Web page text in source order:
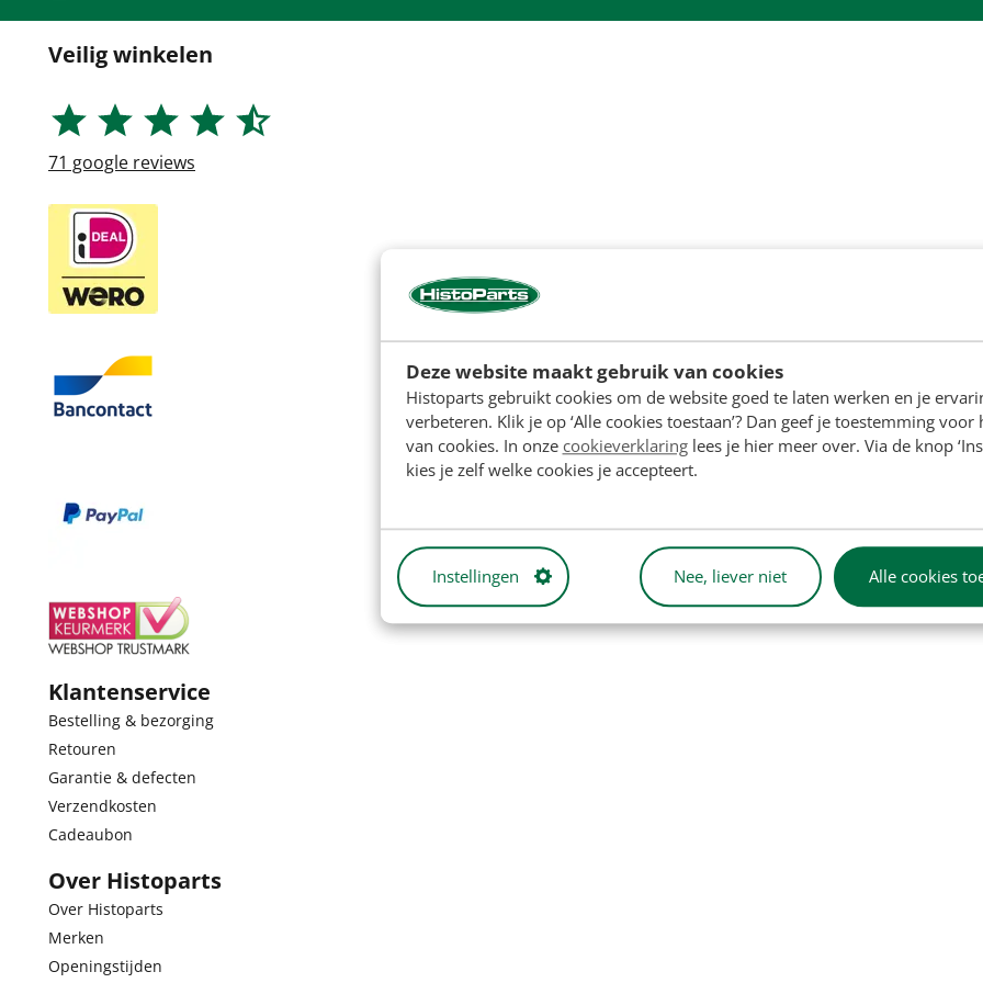
Deze website maakt gebruik van cookies
Histoparts gebruikt cookies om de website goed te laten werken en je
verbeteren. Klik je op ‘Alle cookies toestaan’? Dan geef je toestemming voor
van cookies. In onze cookieverklaringlees je hier meer over. Via de knop
kies je zelf welke cookies je accepteert.
Instellingen Nee, liever niet Alle cookies
Veilig winkelen
71 google reviews
Klantenservice
Bestelling & bezorging
Retouren
Garantie & defecten
Verzendkosten
Cadeaubon
Over Histoparts
Over Histoparts
Merken
Openingstijden